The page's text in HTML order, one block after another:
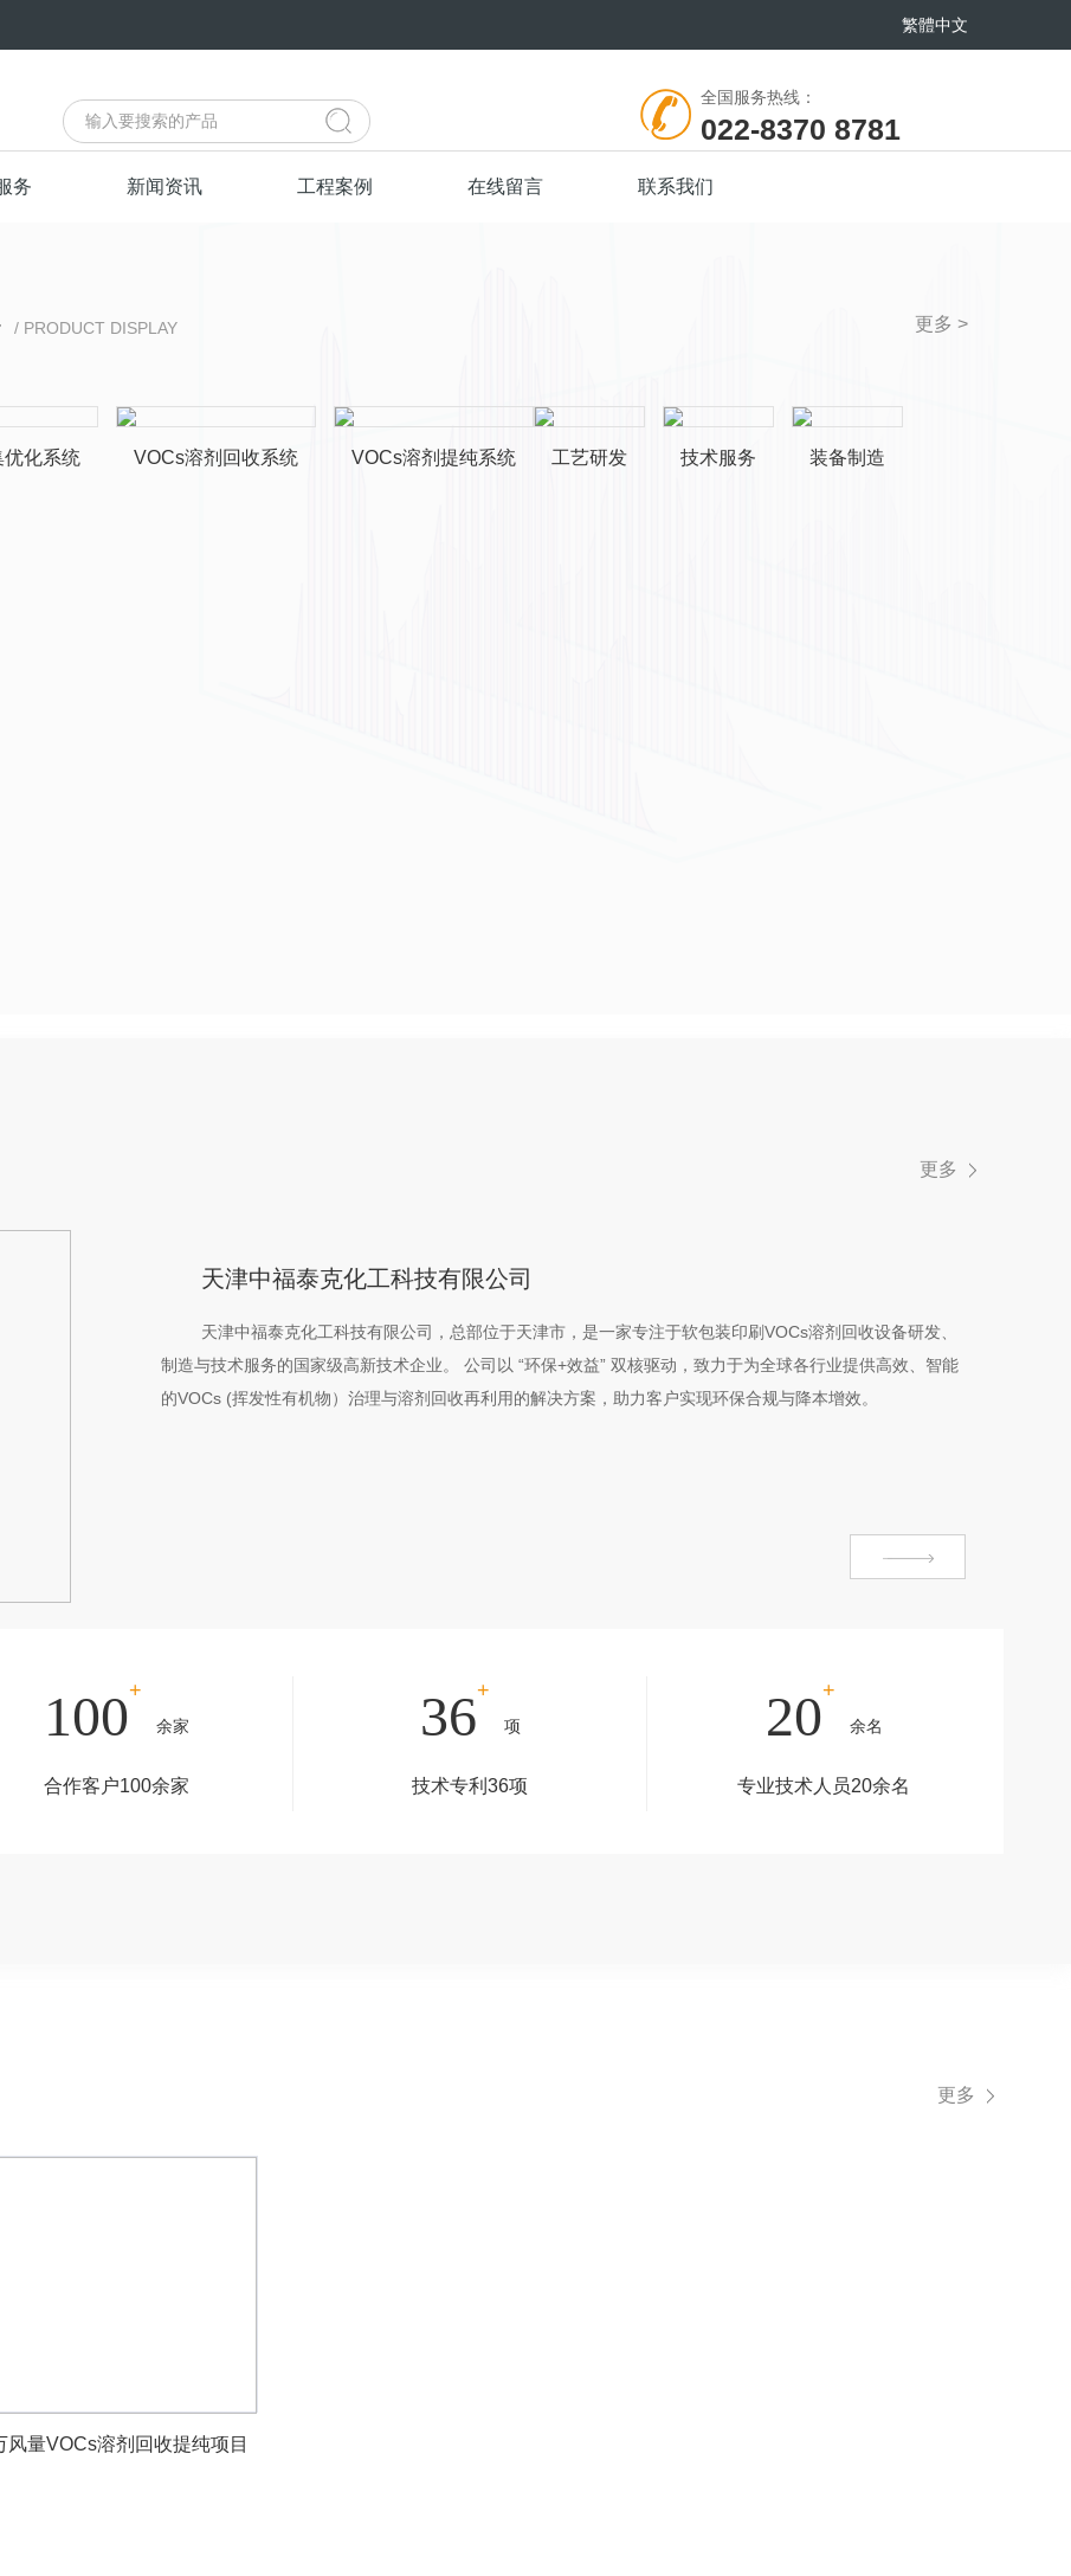
繁體中文
全国服务热线：
022-8370 8781
务 新闻资讯 工程案例 在线留言 联系我们
/ PRODUCT DISPLAY 更多 >
化系统 VOCs溶剂回收系统 VOCs溶剂提纯系统 工艺研发 技术服务 装备制造
更多
天津中福泰克化工科技有限公司
天津中福泰克化工科技有限公司，总部位于天津市，是一家专注于软包装印刷VOCs溶剂回收设备研发、
制造与技术服务的国家级高新技术企业。 公司以 “环保+效益” 双核驱动，致力于为全球各行业提供高效、智能
的VOCs (挥发性有机物）治理与溶剂回收再利用的解决方案，助力客户实现环保合规与降本增效。
100+
余家
合作客户100余家
36+
项
技术专利36项
20+
余名
专业技术人员20余名
更多
风量VOCs溶剂回收提纯项目